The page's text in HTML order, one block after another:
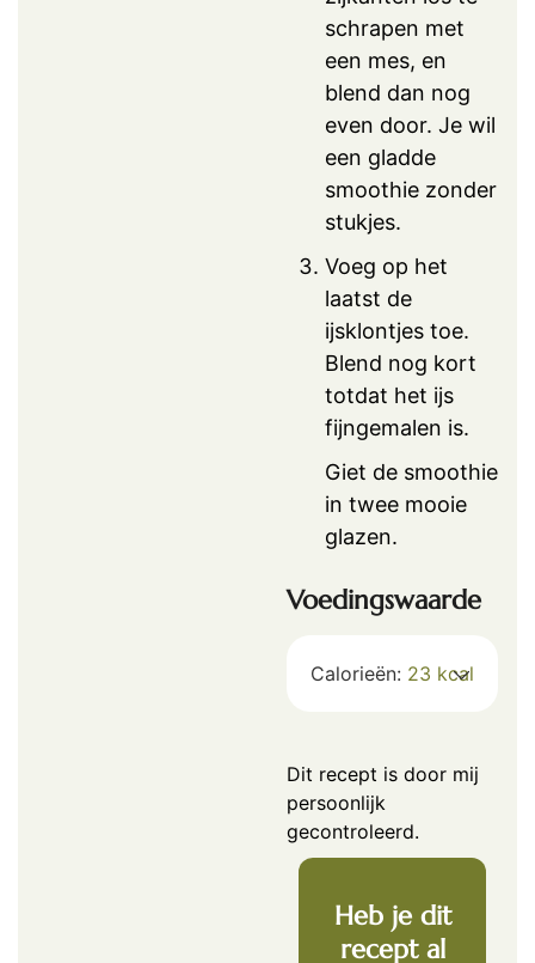
schrapen met
een mes, en
blend dan nog
even door. Je wil
een gladde
smoothie zonder
stukjes.
Voeg op het
laatst de
ijsklontjes toe.
Blend nog kort
totdat het ijs
fijngemalen is.
Giet de smoothie
in twee mooie
glazen.
Voedingswaarde
Calorieën: 23 kcal
Dit recept is door mij
persoonlijk
gecontroleerd.
Heb je dit
recept al